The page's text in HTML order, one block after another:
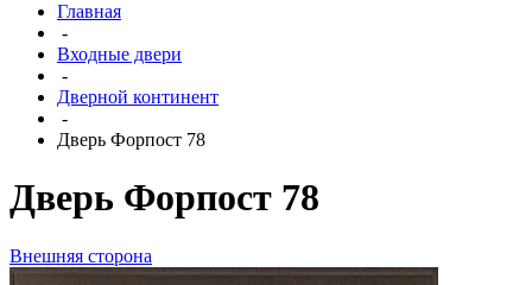
Главная
-
Входные двери
-
Дверной континент
-
Дверь Форпост 78
Дверь Форпост 78
Внешняя сторона